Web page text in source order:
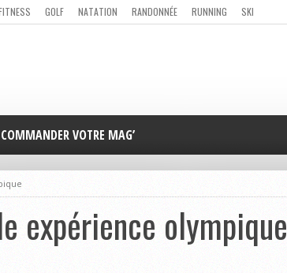
GOLF NATATION RANDONNÉE RUNNING
SKI
COMMANDER VOTRE MAG’
expérience olympique